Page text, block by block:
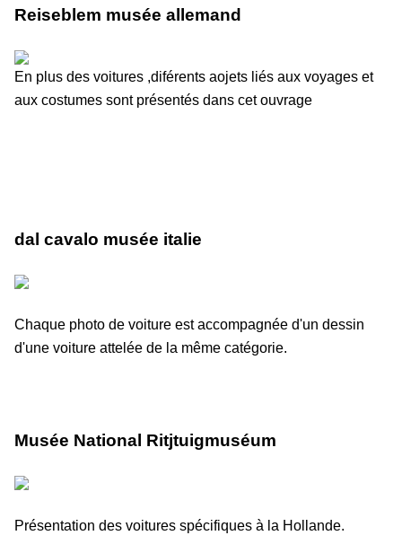
Reiseblem musée allemand
En plus des voitures ,diférents aojets liés aux voyages et
aux costumes sont présentés dans cet ouvrage
dal cavalo musée italie
Chaque photo de voiture est accompagnée d'un dessin
d'une voiture attelée de la même catégorie.
Musée National Ritjtuigmuséum
Présentation des voitures spécifiques à la Hollande.